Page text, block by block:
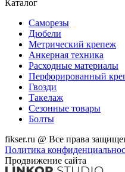
Каталог
Саморезы
Дюбели
Метрический крепеж
Анкерная техника
Расходные материалы
Перфорированный
Гвозди
Такелаж
Сезонные товары
Болты
fikser.ru @ Все права
Политика
Продвижение сайта